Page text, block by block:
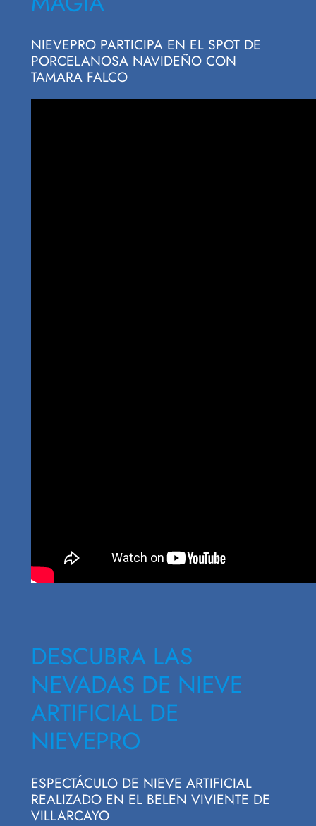
NIEVEPRO PARTICIPA EN EL SPOT DE
PORCELANOSA NAVIDEÑO CON
TAMARA FALCO
DESCUBRA LAS
NEVADAS DE NIEVE
ARTIFICIAL DE
NIEVEPRO
ESPECTÁCULO DE NIEVE ARTIFICIAL
REALIZADO EN EL BELEN VIVIENTE DE
VILLARCAYO